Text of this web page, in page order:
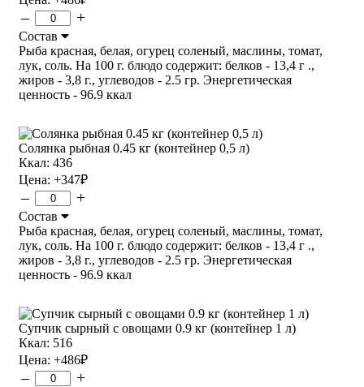
– +
Состав
Рыба красная, белая, огурец соленый, маслины, томат,
лук, соль. На 100 г. блюдо содержит: белков - 13,4 г .,
жиров - 3,8 г., углеводов - 2.5 гр. Энергетическая
ценность - 96.9 ккал
Солянка рыбная 0.45 кг (контейнер 0,5 л)
Ккал: 436
Цена: +347₽
– +
Состав
Рыба красная, белая, огурец соленый, маслины, томат,
лук, соль. На 100 г. блюдо содержит: белков - 13,4 г .,
жиров - 3,8 г., углеводов - 2.5 гр. Энергетическая
ценность - 96.9 ккал
Супчик сырный с овощами 0.9 кг (контейнер 1 л)
Ккал: 516
Цена: +486₽
– +